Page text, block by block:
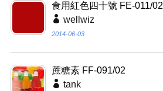
食用紅色四十號 FE-011/02
wellwiz
2014-06-03
蔗糖素 FF-091/02
tank